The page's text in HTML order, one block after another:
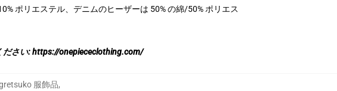
ポリエステル、デニムのヒーザーは 50% の綿/50% ポリエス
ださい:https://onepiececlothing.com/
服飾品,